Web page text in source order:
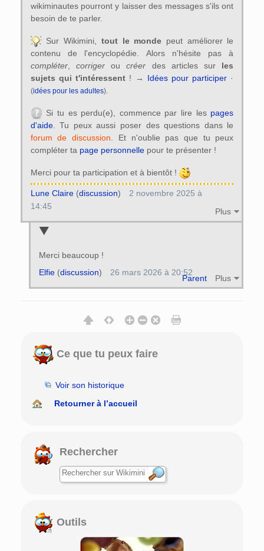
wikiminautes pourront y laisser des messages s'ils ont
besoin de te parler.
Sur Wikimini, tout le monde peut améliorer le
contenu de l'encyclopédie. Alors n'hésite pas à
compléter, corriger oucréer des articles sur les
sujets qui t'intéressent ! → Idées pour participer ·
(idées pour les adultes).
Si tu es perdu(e), commence par lire les pages
d'aide. Tu peux aussi poser des questions dans le
forum de discussion . Et n'oublie pas que tu peux
compléter ta page personnellepour te présenter !
Merci pour ta participation et à bientôt !
Plus
Lune Claire(discussion)
2 novembre 2025 à
14:45
Merci beaucoup !
Parent Plus
Elfie(discussion) 26 mars 2026 à 20:52
Ce que tu peux faire
Voir son historique
Retourner à l’accueil
Rechercher
Outils